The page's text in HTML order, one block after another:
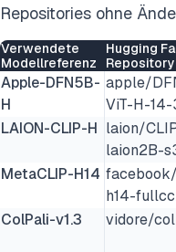
Repositories ohne
Verwendete
Modellreferenz
Hugging
Apple-DFN5B-
H
apple/
ViT-H-14-
LAION-CLIP-H laion/
laion2B-
MetaCLIP-H14
h14-
ColPali-v1.3
vidore/